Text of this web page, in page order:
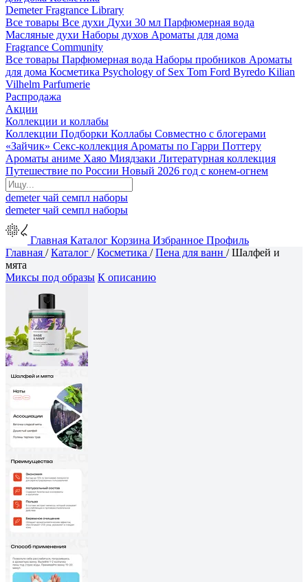
Demeter Fragrance Library
Все товары Все духи Духи 30 мл Парфюмерная вода
Масляные духи Наборы духов Ароматы для дома
Fragrance Community
Все товары Парфюмерная вода Наборы пробников Ароматы
для дома Косметика Psychology of Sex Tom Ford Byredo Kilian
Vilhelm Parfumerie
Распродажа
Акции
Коллекции и коллабы
Коллекции Подборки Коллабы Совместно с блогерами
«Зайчик» Секс-коллекция Ароматы по Гарри Поттеру
Ароматы аниме Хаяо Миядзаки Литературная коллекция
Путешествие по России Новый 2026 год с конем-огнем
demeterчай семпл наборы
demeterчай семпл наборы
Главная Каталог Корзина Избранное Профиль
Главная /Каталог /Косметика /Пена для ванн /Шалфей и
мята
Миксы под образы К описанию